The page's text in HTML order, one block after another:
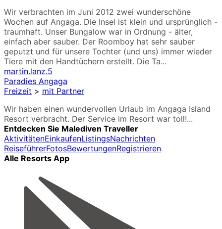
Wir verbrachten im Juni 2012 zwei wunderschöne
Wochen auf Angaga. Die Insel ist klein und ursprünglich -
traumhaft. Unser Bungalow war in Ordnung - älter,
einfach aber sauber. Der Roomboy hat sehr sauber
geputzt und für unsere Tochter (und uns) immer wieder
Tiere mit den Handtüchern erstellt. Die Ta...
martin.lanz.5
Paradies Angaga
Freizeit > mit Partner
Wir haben einen wundervollen Urlaub im Angaga Island
Resort verbracht. Der Service im Resort war toll!...
Entdecken Sie Malediven Traveller
AktivitätenEinkaufenListingsNachrichten
ReiseführerFotosBewertungenRegistrieren
Alle Resorts App